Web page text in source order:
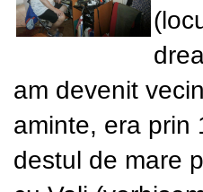
am devenit
aminte, era prin
destul de mare